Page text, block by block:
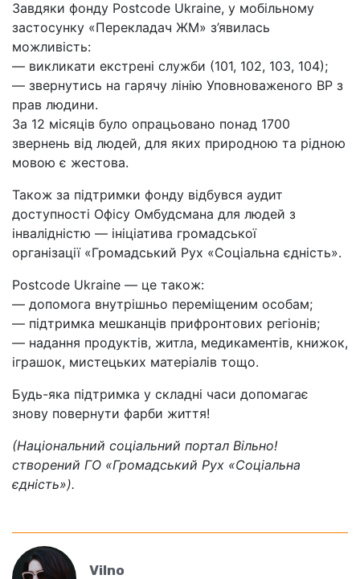
Завдяки фонду Postcode Ukraine, у мобільному
застосунку «Перекладач ЖМ» з’явилась
можливість:
— викликати екстрені служби (101, 102, 103, 104);
— звернутись на гарячу лінію Уповноваженого ВР з
прав людини.
За 12 місяців було опрацьовано понад 1700
звернень від людей, для яких природною та рідною
мовою є жестова.
Також за підтримки фонду відбувся аудит
доступності Офісу Омбудсмана для людей з
інвалідністю — ініціатива громадської
організації «Громадський Рух «Соціальна єдність».
Postcode Ukraine — це також:
— допомога внутрішньо переміщеним особам;
— підтримка мешканців прифронтових регіонів;
— надання продуктів, житла, медикаментів, книжок,
іграшок, мистецьких матеріалів тощо.
Будь-яка підтримка у складні часи допомагає
знову повернути фарби життя!
(Національний соціальний портал Вільно!
створений ГО «Громадський Рух «Соціальна
єдність»).
Vilno